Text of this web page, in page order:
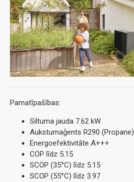
Pamatīpašības:
Siltuma jauda 7.62 kW
Aukstumaģents R290 (Propane)
Energoefektivitāte A+++
COP līdz 5.15
SCOP (35°C) līdz 5.15
SCOP (55°C) līdz 3.97